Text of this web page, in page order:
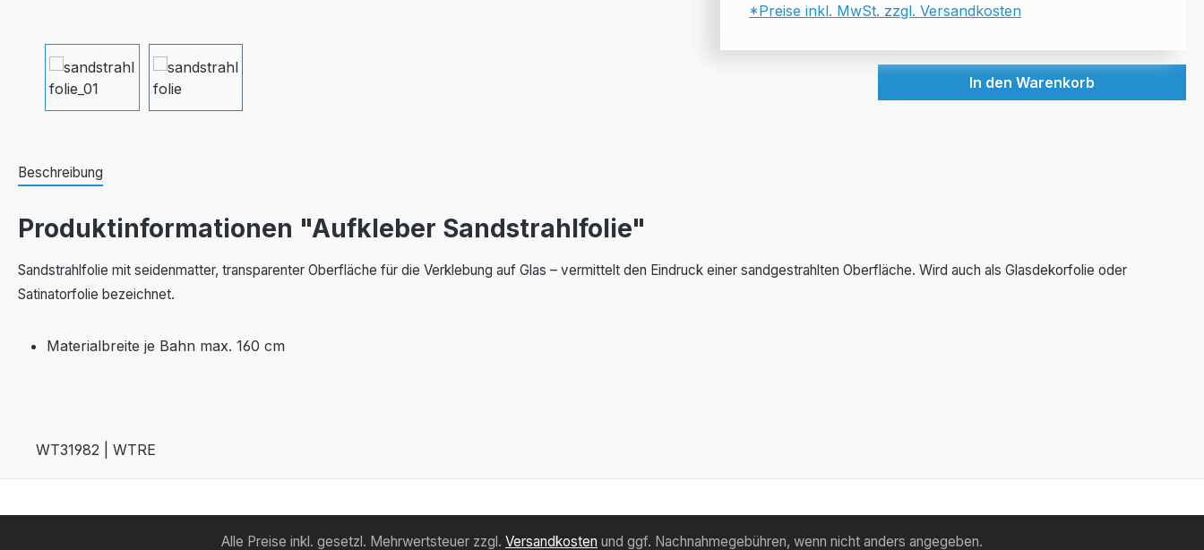
*Preise inkl. MwSt. zzgl. Versandkosten
In den Warenkorb
Beschreibung
Produktinformationen "Aufkleber Sandstrahlfolie"
Sandstrahlfolie mit seidenmatter, transparenter Oberfläche für die Verklebung auf Glas – vermittelt den Eindruck einer sandgestrahlten Oberfläche. Wird auch als Glasdekorfolie oder
Satinatorfolie bezeichnet.
Materialbreite je Bahn max. 160 cm
WT31982 | WTRE
Alle Preise inkl. gesetzl. Mehrwertsteuer zzgl. Versandkosten und ggf. Nachnahmegebühren, wenn nicht anders angegeben.